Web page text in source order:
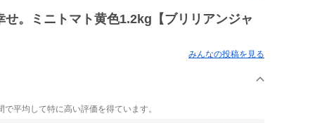
。ミニトマト黄色1.2kg【ブリリアンジャ
みんなの投稿を見る
平均して特に高い評価を得ています。